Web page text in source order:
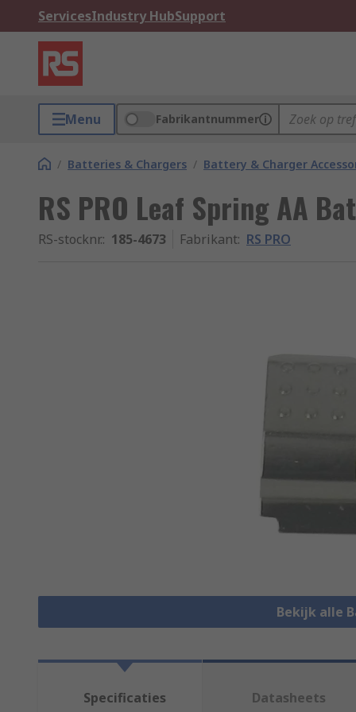
ServicesIndustry HubSupport
Menu Fabrikantnummer
/ Batteries & Chargers / Battery & Charger
RS PRO Leaf Spring AA
RS-stocknr.: 185-4673 Fabrikant: RS PRO
Bekijk alle
Specificaties Datasheets